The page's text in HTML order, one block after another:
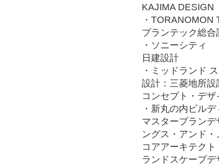
KAJIMA DESIGN
・TORANOMON
プランテック総
・ソニーシティ
日建設計
・ミッドランド
設計：三菱地所設
コンセプト・デ
・新丸の内ビル
マスタープラン
ングス・アンド・
コアアーキテク
ランドスケープ